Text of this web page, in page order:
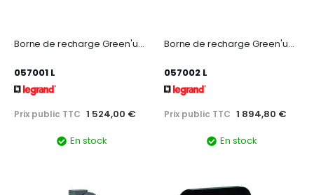
Borne de recharge Green'up Home monophasée 7,4kW M3 - avec protections
057001 L
Prix public TTC 1 524,00 €
En stock
Borne de recharge Green'up Home triphasée 22kW M3 - avec protections
057002 L
Prix public TTC 1 894,80 €
En stock